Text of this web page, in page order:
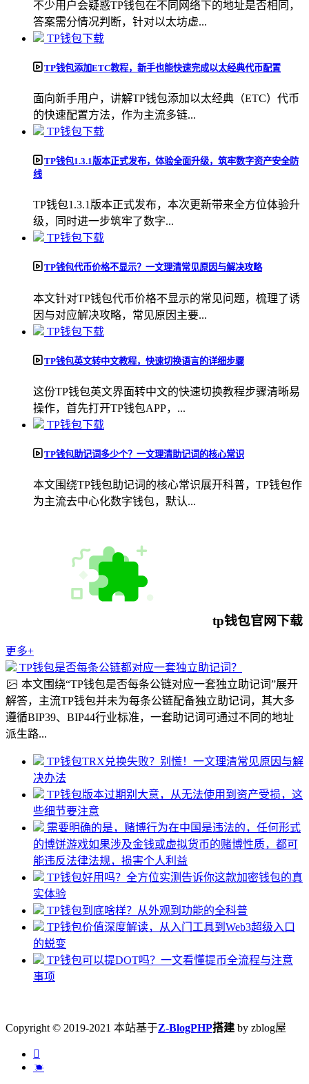
不少用户会疑惑TP钱包在不同网络下的地址是否相同，
答案需分情况判断，针对以太坊虚...
TP钱包下载
TP钱包添加ETC教程，新手也能快速完成以太经典代币配置
面向新手用户，讲解TP钱包添加以太经典（ETC）代币
的快速配置方法，作为主流多链...
TP钱包下载
TP钱包1.3.1版本正式发布，体验全面升级，筑牢数字资产安全防
线
TP钱包1.3.1版本正式发布，本次更新带来全方位体验升
级，同时进一步筑牢了数字...
TP钱包下载
TP钱包代币价格不显示？一文理清常见原因与解决攻略
本文针对TP钱包代币价格不显示的常见问题，梳理了诱
因与对应解决攻略，常见原因主要...
TP钱包下载
TP钱包英文转中文教程，快速切换语言的详细步骤
这份TP钱包英文界面转中文的快速切换教程步骤清晰易
操作，首先打开TP钱包APP，...
TP钱包下载
TP钱包助记词多少个？一文理清助记词的核心常识
本文围绕TP钱包助记词的核心常识展开科普，TP钱包作
为主流去中心化数字钱包，默认...
tp钱包官网下载
更多+
TP钱包是否每条公链都对应一套独立助记词？
本文围绕“TP钱包是否每条公链对应一套独立助记词”展开
解答，主流TP钱包并未为每条公链配备独立助记词，其大多
遵循BIP39、BIP44行业标准，一套助记词可通过不同的地址
派生路...
TP钱包TRX兑换失败？别慌！一文理清常见原因与解
决办法
TP钱包版本过期别大意，从无法使用到资产受损，这
些细节要注意
需要明确的是，赌博行为在中国是违法的，任何形式
的博饼游戏如果涉及金钱或虚拟货币的赌博性质，都可
能违反法律法规，损害个人利益
TP钱包好用吗？全方位实测告诉你这款加密钱包的真
实体验
TP钱包到底啥样？从外观到功能的全科普
TP钱包价值深度解读，从入门工具到Web3超级入口
的蜕变
TP钱包可以提DOT吗？一文看懂提币全流程与注意
事项
Copyright © 2019-2021 本站基于Z-BlogPHP搭建 by zblog屋

